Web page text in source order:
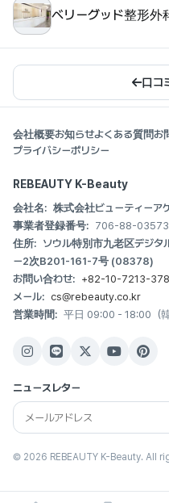
ベリーグッド整形外
口コ
会社概要お知らせよくある質問お
プライバシーポリシー
REBEAUTY K-Beauty
会社名: 株式会社ビューティーア
事業者登録番号: 706-88-03573
住所: ソウル特別市九老区デジタ
ー2次B201-161-7号 (08378)
お問い合わせ: +82-10-7213-
メール: cs@rebeauty.co.kr
営業時間: 平日 09:00 - 18:00（韓
ニュースレター
© 2026 REBEAUTY K-Beauty. All